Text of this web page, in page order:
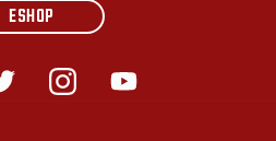
ESHOP